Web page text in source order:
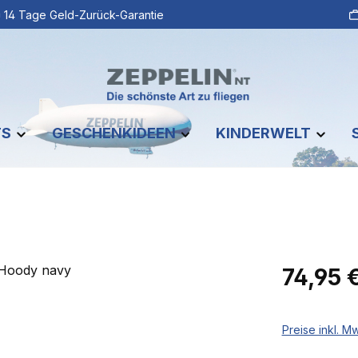
14 Tage Geld-Zurück-Garantie
GESCHENKIDEEN KINDERWELT
Regulärer
74,95
Preise inkl.